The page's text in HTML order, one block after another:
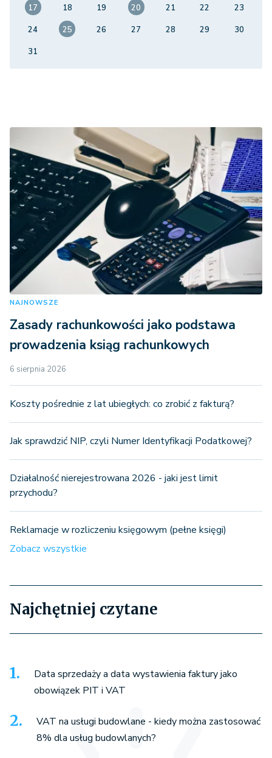
17
18 19 20 21 22
23
24
25 26 27 28 29
30
31
NAJNOWSZE
Zasady rachunkowości jako podstawa
prowadzenia ksiąg rachunkowych
6 sierpnia 2026
Koszty pośrednie z lat ubiegłych: co zrobić z fakturą?
Jak sprawdzić NIP, czyli Numer Identyfikacji Podatkowej?
Działalność nierejestrowana 2026 - jaki jest limit
przychodu?
Reklamacje w rozliczeniu księgowym (pełne księgi)
Zobacz wszystkie
Najchętniej czytane
Data sprzedaży a data wystawienia faktury jako
obowiązek PIT i VAT
VAT na usługi budowlane - kiedy można zastosować
8% dla usług budowlanych?